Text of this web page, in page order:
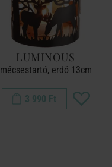
LUMINOUS
mécsestartó, erdő 13cm
3 990 Ft